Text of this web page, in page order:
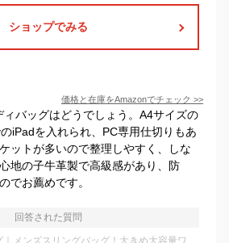
ショップでみる
価格と在庫をAmazonでチェック >>
ィバッグはどうでしょう。A4サイズの
iPadを入れられ、PC専用仕切りもあ
ットが多いので整理しやすく、しな
地の子牛革製で高級感があり、防
でお薦めです。
回答された質問
メンズスリングバッグ！大きめ大容量ワ